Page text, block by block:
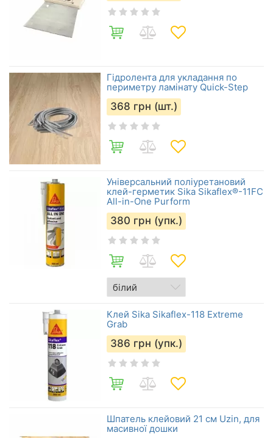
Гідролента для укладання по
периметру ламінату Quick-Step
368 грн (шт.)
Універсальний поліуретановий
клей-герметик Sika Sikaflex®-11FC
All-in-One Purform
380 грн (упк.)
Клей Sika Sikaflex-118 Extreme
Grab
386 грн (упк.)
Шпатель клейовий 21 см Uzin, для
масивної дошки